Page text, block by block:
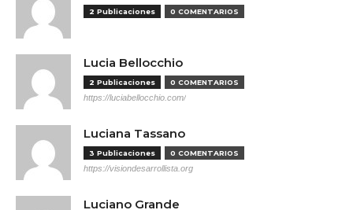
2 Publicaciones 0 COMENTARIOS
Lucia Bellocchio
2 Publicaciones 0 COMENTARIOS
https://luciabellocchio.com/
Luciana Tassano
3 Publicaciones 0 COMENTARIOS
https://visiondesarrollista.org
Luciano Grande